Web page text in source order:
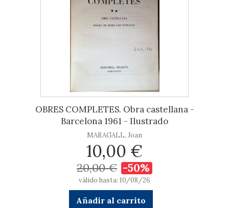
OBRES COMPLETES. Obra castellana -
Barcelona 1961 - Ilustrado
MARAGALL, Joan
10,00 €
20,00 € -50%
válido hasta: 10/08/26
Añadir al carrito